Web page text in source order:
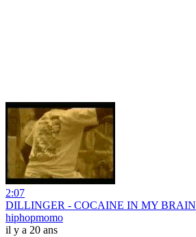
2:07
DILLINGER - COCAINE IN MY BRAIN
hiphopmomo
il y a 20 ans